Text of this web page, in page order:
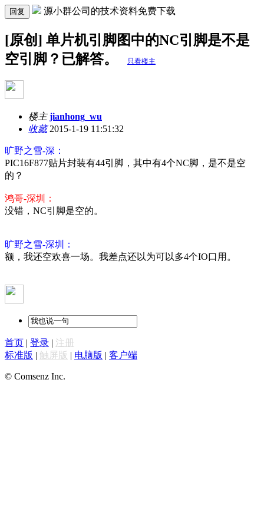
回复 源小群公司的技术资料免费下载
[原创] 单片机引脚图中的NC引脚是不是
空引脚？已解答。
只看楼主
楼主 jianhong_wu
收藏2015-1-19 11:51:32
旷野之雪-深：
PIC16F877贴片封装有44引脚，其中有4个NC脚，是不是空
的？
鸿哥-深圳：
没错，NC引脚是空的。
旷野之雪-深圳：
额，我还空欢喜一场。我差点还以为可以多4个IO口用。
首页 | 登录 | 注册
标准版 | 触屏版 | 电脑版 | 客户端
© Comsenz Inc.